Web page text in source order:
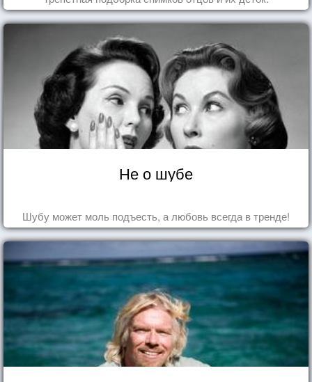
Не о шубе
Шубу может моль подъесть, а любовь всегда в тренде!